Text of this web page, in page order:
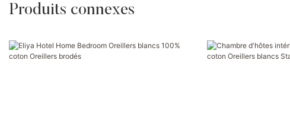
Produits connexes